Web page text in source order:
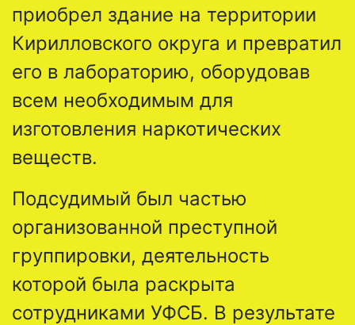
приобрел здание на территории
Кирилловского округа и превратил
его в лабораторию, оборудовав
всем необходимым для
изготовления наркотических
веществ.
Подсудимый был частью
организованной преступной
группировки, деятельность
которой была раскрыта
сотрудниками УФСБ. В результате